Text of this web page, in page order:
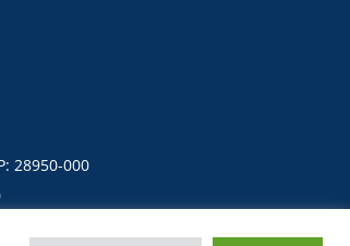
28950-000